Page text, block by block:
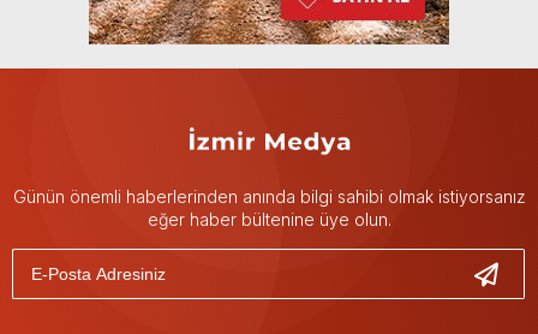
Günün önemli haberlerinden anında bilgi sahibi olmak istiyorsanız
eğer haber bültenine üye olun.